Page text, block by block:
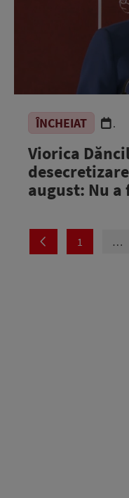
ÎNCHEIAT .
Viorica
august: Nu
1 …